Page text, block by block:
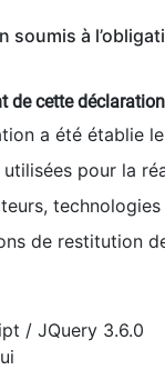
soumis à
de cette
a été établie
pour la
de restitution
/ JQuery 3.6.0